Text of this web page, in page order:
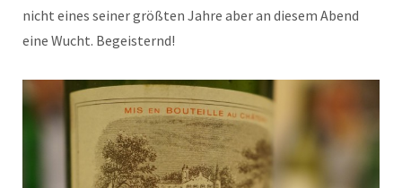
nicht eines seiner größten Jahre aber an diesem Abend
eine Wucht. Begeisternd!